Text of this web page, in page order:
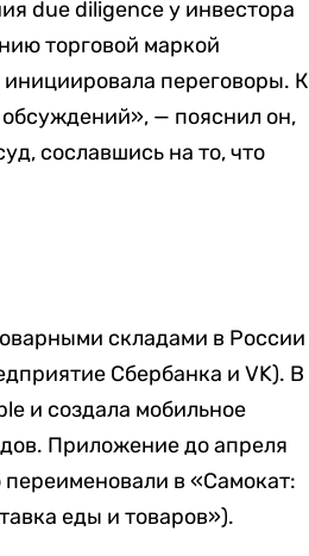
due diligence у инвестора
торговой маркой
переговоры. К
— пояснил он,
сославшись на то, что
складами в России
Сбербанка и VK). В
и создала мобильное
Приложение до апреля
переименовали в «Самокат:
еды и товаров»).